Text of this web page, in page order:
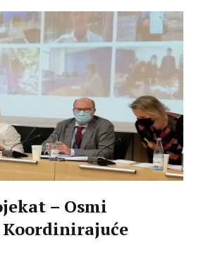
– Osmi
Koordinirajuće